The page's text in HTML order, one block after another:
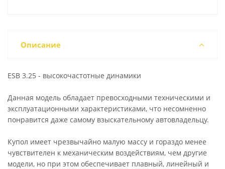
Описание
ESB 3.25 - высокочастотные динамики
Данная модель обладает превосходными техническими и
эксплуатационными характеристиками, что несомненно
понравится даже самому взыскательному автовладельцу.
Купол имеет чрезвычайно малую массу и гораздо менее
чувствителен к механическим воздействиям, чем другие
модели, но при этом обеспечивает плавный, линейный и